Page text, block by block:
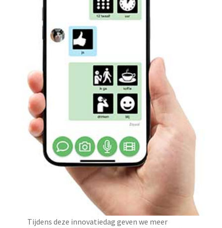
Tijdens deze innovatiedag geven we meer